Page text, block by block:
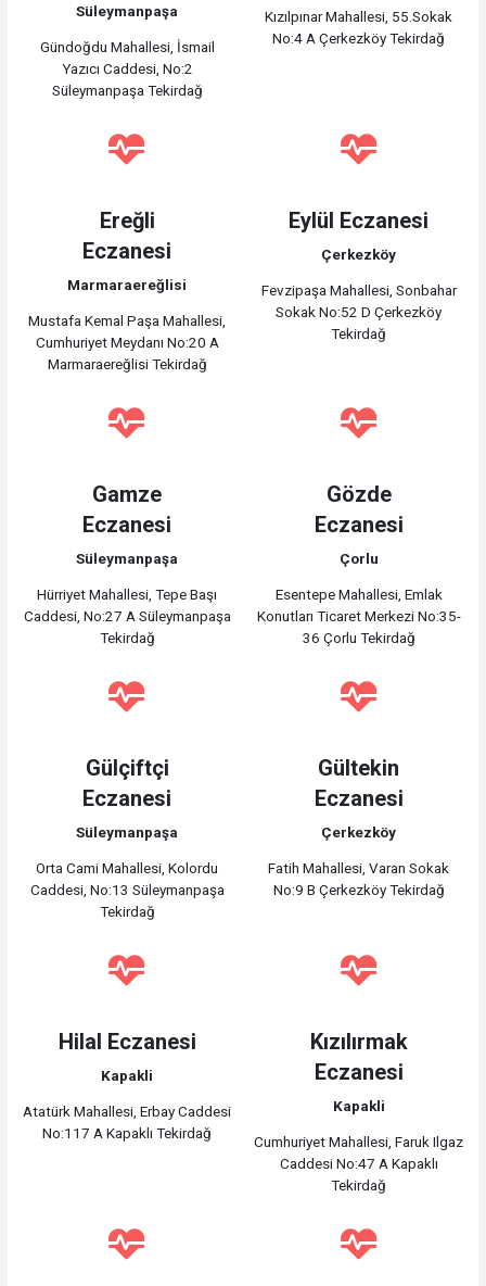
Süleymanpaşa
Gündoğdu Mahallesi, İsmail
Yazıcı Caddesi, No:2
Süleymanpaşa Tekirdağ
Kızılpınar Mahallesi, 55.Sokak
No:4 A Çerkezköy Tekirdağ
Ereğli
Eczanesi
Marmaraereğlisi
Mustafa Kemal Paşa Mahallesi,
Cumhuriyet Meydanı No:20 A
Marmaraereğlisi Tekirdağ
Eylül Eczanesi
Çerkezköy
Fevzipaşa Mahallesi, Sonbahar
Sokak No:52 D Çerkezköy
Tekirdağ
Gamze
Eczanesi
Süleymanpaşa
Hürriyet Mahallesi, Tepe Başı
Caddesi, No:27 A Süleymanpaşa
Tekirdağ
Gözde
Eczanesi
Çorlu
Esentepe Mahallesi, Emlak
Konutları Ticaret Merkezi No:35-
36 Çorlu Tekirdağ
Gülçiftçi
Eczanesi
Süleymanpaşa
Orta Cami Mahallesi, Kolordu
Caddesi, No:13 Süleymanpaşa
Tekirdağ
Gültekin
Eczanesi
Çerkezköy
Fatih Mahallesi, Varan Sokak
No:9 B Çerkezköy Tekirdağ
Hilal Eczanesi
Kapakli
Atatürk Mahallesi, Erbay Caddesi
No:117 A Kapaklı Tekirdağ
Kızılırmak
Eczanesi
Kapakli
Cumhuriyet Mahallesi, Faruk Ilgaz
Caddesi No:47 A Kapaklı
Tekirdağ